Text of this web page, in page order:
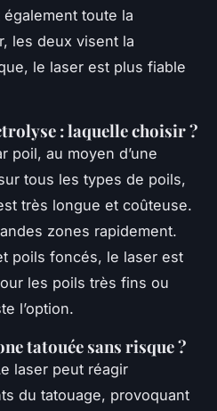
toute la
les deux visent la
le laser est plus fiable
: laquelle choisir ?
poil, au moyen d’une
tous les types de poils,
très longue et coûteuse.
zones rapidement.
poils foncés, le laser est
les poils très fins ou
l’option.
tatouée sans risque ?
laser peut réagir
du tatouage, provoquant